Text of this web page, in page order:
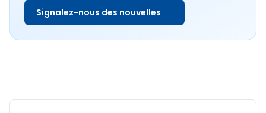
Signalez-nous des nouvelles